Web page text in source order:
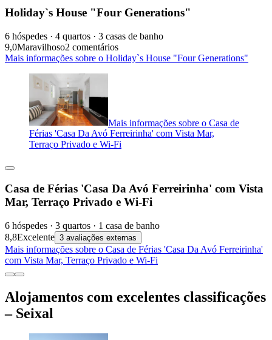
Holiday`s House "Four Generations"
6 hóspedes · 4 quartos · 3 casas de banho
9,0Maravilhoso2 comentários
Mais informações sobre o Holiday`s House "Four Generations"
Mais informações sobre o Casa de
Férias 'Casa Da Avó Ferreirinha' com Vista Mar,
Terraço Privado e Wi-Fi
Casa de Férias 'Casa Da Avó Ferreirinha' com Vista
Mar, Terraço Privado e Wi-Fi
6 hóspedes · 3 quartos · 1 casa de banho
8,8Excelente 3 avaliações externas
Mais informações sobre o Casa de Férias 'Casa Da Avó Ferreirinha'
com Vista Mar, Terraço Privado e Wi-Fi
Alojamentos com excelentes classificações
– Seixal